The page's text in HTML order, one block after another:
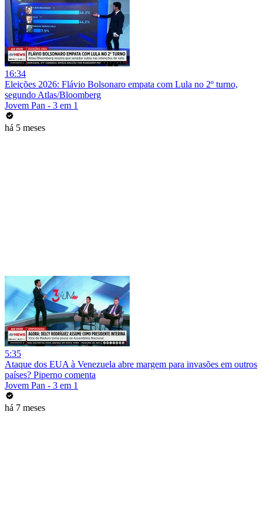
16:34
Eleições 2026: Flávio Bolsonaro empata com Lula no 2º turno,
segundo Atlas/Bloomberg
Jovem Pan - 3 em 1
há 5 meses
5:35
Ataque dos EUA à Venezuela abre margem para invasões em outros
países? Piperno comenta
Jovem Pan - 3 em 1
há 7 meses